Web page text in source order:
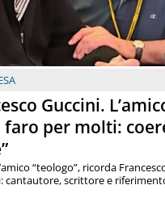
Guccini.
faro per molti:
“teologo”, ricorda
cantautore, scrittore e